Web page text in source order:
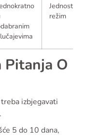
režim
Pitanja O
izbjegavati
5 do 10 dana,